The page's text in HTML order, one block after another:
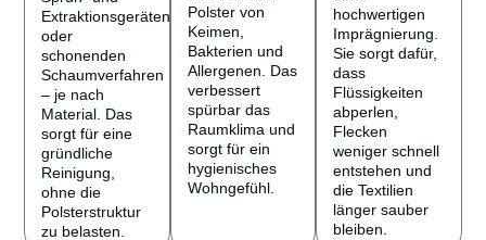
Extraktionsgeräten
oder
schonenden
Schaumverfahren
– je nach
Material. Das
sorgt für eine
gründliche
Reinigung,
ohne die
Polsterstruktur
zu belasten.
Polster von
Keimen,
Bakterien und
Allergenen. Das
verbessert
spürbar das
Raumklima und
sorgt für ein
hygienisches
Wohngefühl.
hochwertigen
Imprägnierung.
Sie sorgt dafür,
dass
Flüssigkeiten
abperlen,
Flecken
weniger schnell
entstehen und
die Textilien
länger sauber
bleiben.